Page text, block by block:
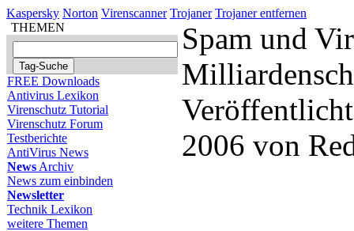
Kaspersky Norton Virenscanner Trojaner Trojaner entfernen
THEMEN
FREE Downloads
Antivirus Lexikon
Virenschutz Tutorial
Virenschutz Forum
Testberichte
AntiVirus News
News Archiv
News zum einbinden
Newsletter
Technik Lexikon
weitere Themen
Spam und
2006 von